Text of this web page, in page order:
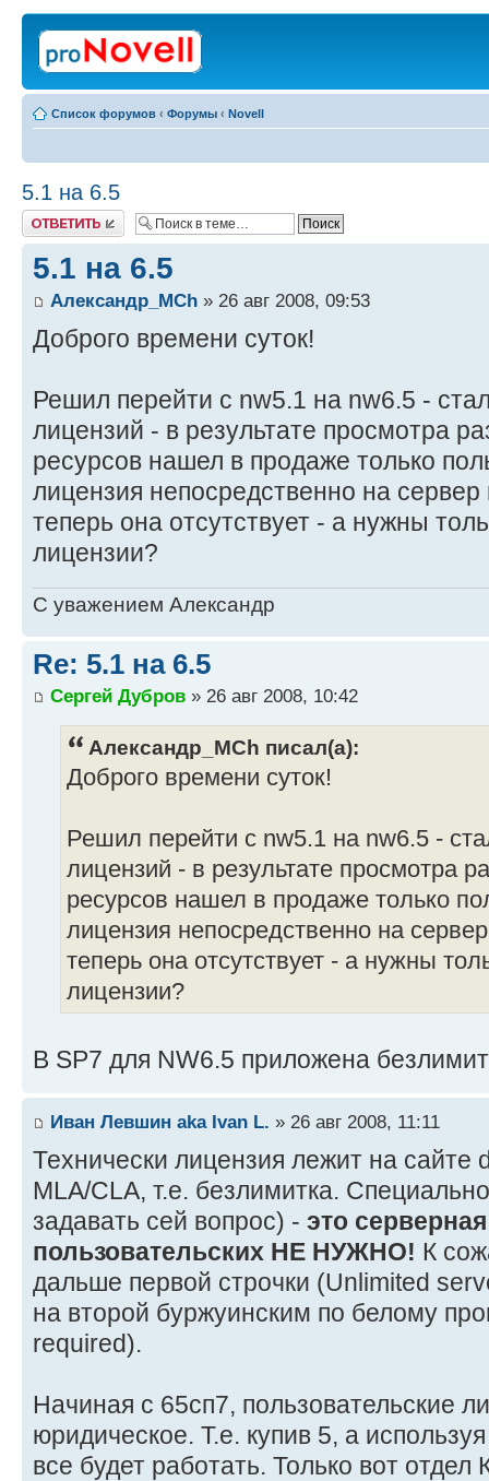
Список форумов ‹ Форумы ‹ Novell
5.1 на 6.5
Ответить
5.1 на 6.5
Александр_МCh » 26 авг 2008, 09:53
Доброго времени суток!
Решил перейти с nw5.1 на nw6.5 -
лицензий - в результате просмотра
ресурсов нашел в продаже только
лицензия непосредственно на
теперь она отсутствует - а нужны
лицензии?
С уважением Александр
Re: 5.1 на 6.5
Сергей Дубров » 26 авг 2008, 10:42
Александр_МCh писал(а):
Доброго времени суток!
Решил перейти с nw5.1 на nw6.5 -
лицензий - в результате просмотра
ресурсов нашел в продаже только
лицензия непосредственно на
теперь она отсутствует - а нужны
лицензии?
В SP7 для NW6.5 приложена
Иван Левшин aka Ivan L. » 26 авг 2008, 11:11
Технически лицензия лежит на сайте
MLA/CLA, т.е. безлимитка.
задавать сей вопрос) - это
пользовательских НЕ НУЖНО! К
дальше первой строчки (Unlimited
на второй буржуинским по белому
required).
Начиная с 65сп7, пользовательские
юридическое. Т.е. купив 5, а
все будет работать. Только вот